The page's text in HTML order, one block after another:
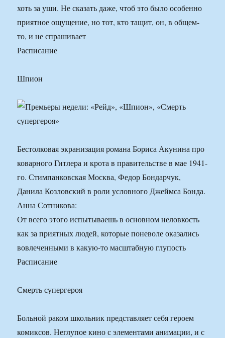
хоть за уши. Не сказать даже, чтоб это было особенно
приятное ощущение, но тот, кто тащит, он, в общем-
то, и не спрашивает
Расписание
Шпион
Бестолковая экранизация романа Бориса Акунина про
коварного Гитлера и крота в правительстве в мае 1941-
го. Стимпанковская Москва, Федор Бондарчук,
Данила Козловский в роли условного Джеймса Бонда.
Анна Сотникова:
От всего этого испытываешь в основном неловкость
как за приятных людей, которые поневоле оказались
вовлеченными в какую-то масштабную глупость
Расписание
Смерть супергероя
Больной раком школьник представляет себя героем
комиксов. Неглупое кино с элементами анимации, и с